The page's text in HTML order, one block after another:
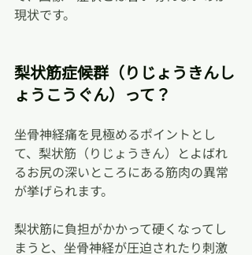
現状です。
梨状筋症候群（りじょうきんし
ょうこうぐん）って？
坐骨神経痛を見極めるポイントとし
て、梨状筋（りじょうきん）とよばれ
るお尻の深いところにある筋肉の異常
が挙げられます。
梨状筋に負担がかかって硬くなってし
まうと、坐骨神経が圧迫されたり刺激